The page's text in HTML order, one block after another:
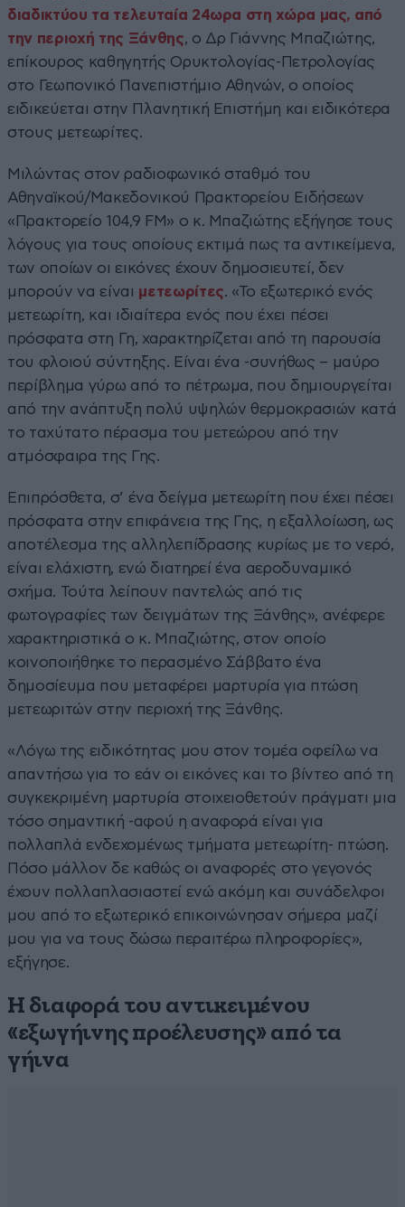
διαδικτύου τα τελευταία 24ωρα στη χώρα μας, από
την περιοχή της Ξάνθης, ο Δρ Γιάννης Μπαζιώτης,
επίκουρος καθηγητής Ορυκτολογίας-Πετρολογίας
στο Γεωπονικό Πανεπιστήμιο Αθηνών, ο οποίος
ειδικεύεται στην Πλανητική Επιστήμη και ειδικότερα
στους μετεωρίτες.
Μιλώντας στον ραδιοφωνικό σταθμό του
Αθηναϊκού/Μακεδονικού Πρακτορείου Ειδήσεων
«Πρακτορείο 104,9 FM» ο κ. Μπαζιώτης εξήγησε τους
λόγους για τους οποίους εκτιμά πως τα αντικείμενα,
των οποίων οι εικόνες έχουν δημοσιευτεί, δεν
μπορούν να είναι μετεωρίτες. «Το εξωτερικό ενός
μετεωρίτη, και ιδιαίτερα ενός που έχει πέσει
πρόσφατα στη Γη, χαρακτηρίζεται από τη παρουσία
του φλοιού σύντηξης. Είναι ένα -συνήθως – μαύρο
περίβλημα γύρω από το πέτρωμα, που δημιουργείται
από την ανάπτυξη πολύ υψηλών θερμοκρασιών κατά
το ταχύτατο πέρασμα του μετεώρου από την
ατμόσφαιρα της Γης.
Επιπρόσθετα, σ’ ένα δείγμα μετεωρίτη που έχει πέσει
πρόσφατα στην επιφάνεια της Γης, η εξαλλοίωση, ως
αποτέλεσμα της αλληλεπίδρασης κυρίως με το νερό,
είναι ελάχιστη, ενώ διατηρεί ένα αεροδυναμικό
σχήμα. Τούτα λείπουν παντελώς από τις
φωτογραφίες των δειγμάτων της Ξάνθης», ανέφερε
χαρακτηριστικά ο κ. Μπαζιώτης, στον οποίο
κοινοποιήθηκε το περασμένο Σάββατο ένα
δημοσίευμα που μεταφέρει μαρτυρία για πτώση
μετεωριτών στην περιοχή της Ξάνθης.
«Λόγω της ειδικότητας μου στον τομέα οφείλω να
απαντήσω για το εάν οι εικόνες και το βίντεο από τη
συγκεκριμένη μαρτυρία στοιχειοθετούν πράγματι μια
τόσο σημαντική -αφού η αναφορά είναι για
πολλαπλά ενδεχομένως τμήματα μετεωρίτη- πτώση.
Πόσο μάλλον δε καθώς οι αναφορές στο γεγονός
έχουν πολλαπλασιαστεί ενώ ακόμη και συνάδελφοι
μου από το εξωτερικό επικοινώνησαν σήμερα μαζί
μου για να τους δώσω περαιτέρω πληροφορίες»,
εξήγησε.
Η διαφορά του αντικειμένου
«εξωγήινης προέλευσης» από τα
γήινα